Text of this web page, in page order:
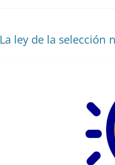
La ley de la selección